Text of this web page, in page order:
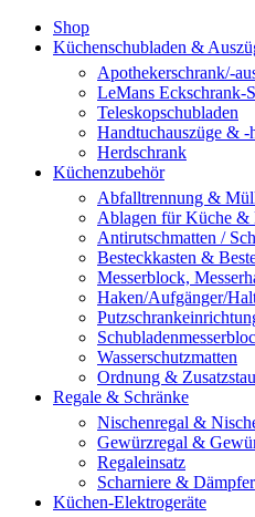
Shop
Küchenschubladen &
Apothekerschrank/-
LeMans Eckschrank-
Teleskopschubladen
Handtuchauszüge & -
Herdschrank
Küchenzubehör
Abfalltrennung &
Ablagen für Küche &
Antirutschmatten /
Besteckkasten &
Messerblock,
Haken/Aufgänger/
Wasserschutzmatten
Ordnung &
Regale & Schränke
Nischenregal &
Gewürzregal &
Regaleinsatz
Scharniere & Dämpfer
Küchen-Elektrogeräte